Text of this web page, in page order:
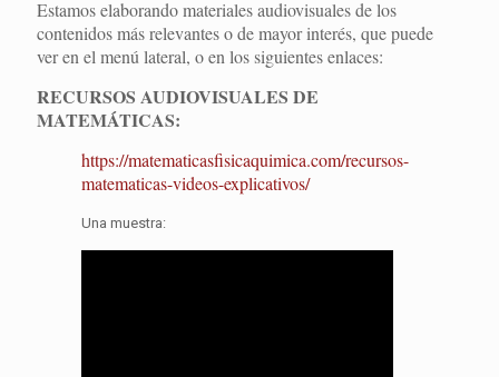
Estamos elaborando materiales audiovisuales de los
contenidos más relevantes o de mayor interés, que puede
ver en el menú lateral, o en los siguientes enlaces:
RECURSOS AUDIOVISUALES DE
MATEMÁTICAS:
https://matematicasfisicaquimica.com/recursos-
matematicas-videos-explicativos/
Una muestra: